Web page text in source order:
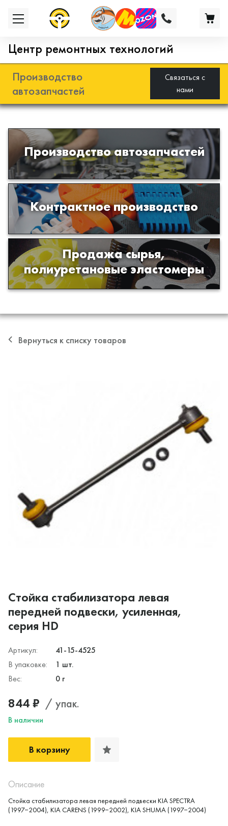
Центр ремонтных технологий
Производство
автозапчастей
Связаться с
нами
Производство автозапчастей
Разработка и производство деталей
из эластомеров для подвески
автомобиля
Контрактное производство
Производство изделий из пластиков
и полимеров по образцам либо
чертежам заказчика
Продажа сырья,
полиуретановые эластомеры
Продажа сырья для производства
изделий из полиуретана
Вернуться к списку товаров
Стойка стабилизатора левая
передней подвески, усиленная,
серия HD
Артикул:
41-15-4525
В упаковке:
1 шт.
Вес:
0 г
844 ₽ / упак.
В наличии
В корзину
Описание
Стойка стабилизатора левая передней подвески KIA SPECTRA
(1997−2004), KIA CARENS (1999−2002), KIA SHUMA (1997−2004)